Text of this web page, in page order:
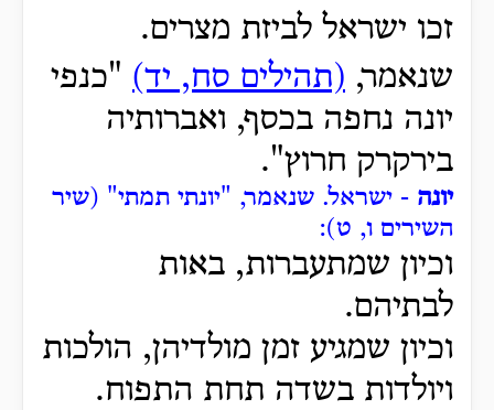
זכו ישראל לביזת מצרים.
שנאמר, (תהילים סח, יד) "כנפי
יונה נחפה בכסף, ואברותיה
בירקרק חרוץ".
יונה - ישראל. שנאמר, "יונתי תמתי" (שיר
השירים ו, ט):
וכיון שמתעברות, באות
לבתיהם.
וכיון שמגיע זמן מולדיהן, הולכות
ויולדות בשדה תחת התפוח.